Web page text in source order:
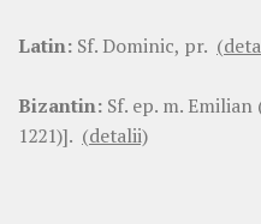
Latin: Sf. Dominic, pr.
Bizantin: Sf. ep. m.
1221)]. (detalii)